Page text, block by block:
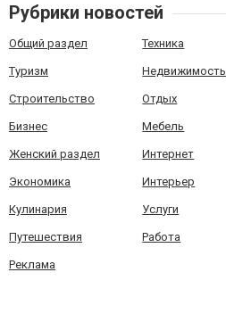
Рубрики новостей
Общий раздел Техника
Туризм Недвижимость
Строительство Отдых
Бизнес Мебель
Женский раздел Интернет
Экономика Интерьер
Кулинария Услуги
Путешествия Работа
Реклама